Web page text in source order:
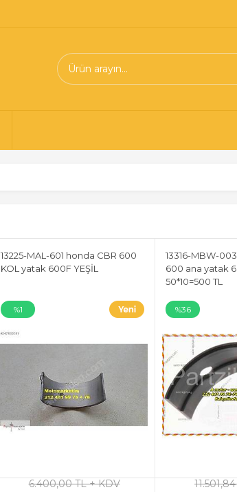
13225-MAL-601 honda CBR 600
KOL yatak 600F YEŞİL
%1
6.400,00 TL + KDV
13316-MBW-
600 ana yatak
50*10=500 TL
%36